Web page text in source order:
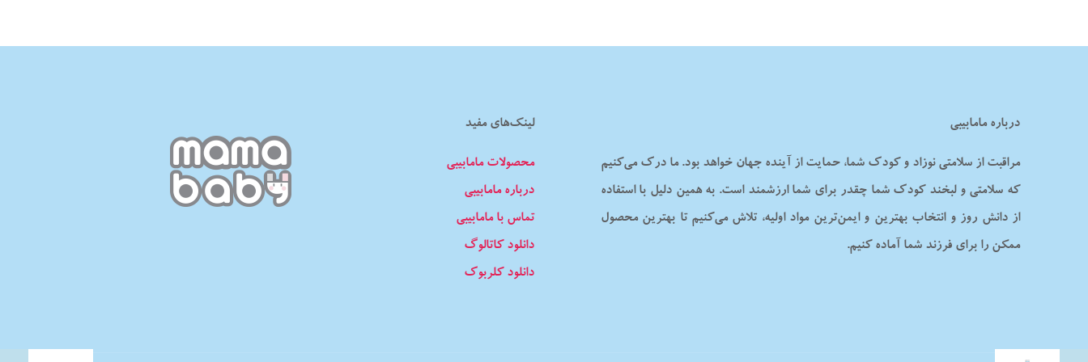
درباره مامابیبی
مراقبت از سلامتی نوزاد و کودک شما، حمایت از آینده جهان خواهد بود. ما درک می‌کنیم
که سلامتی و لبخند کودک شما چقدر برای شما ارزشمند است. به همین دلیل با استفاده
از دانش روز و انتخاب بهترین و ایمن‌ترین مواد اولیه، تلاش می‌کنیم تا بهترین محصول
ممکن را برای فرزند شما آماده کنیم.
لینک‌های مفید
محصولات مامابیبی
درباره مامابیبی
تماس با مامابیبی
دانلود کاتالوگ
دانلود کلربوک